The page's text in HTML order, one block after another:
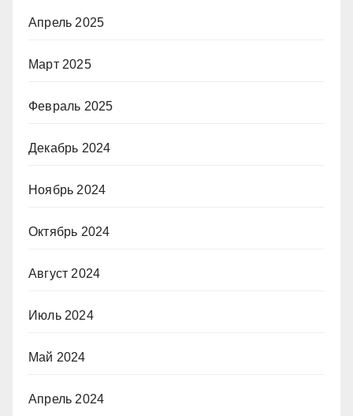
Апрель 2025
Март 2025
Февраль 2025
Декабрь 2024
Ноябрь 2024
Октябрь 2024
Август 2024
Июль 2024
Май 2024
Апрель 2024